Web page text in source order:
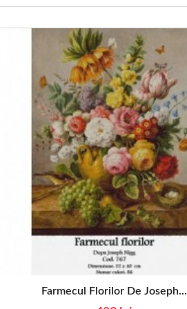
Farmecul Florilor De Joseph...